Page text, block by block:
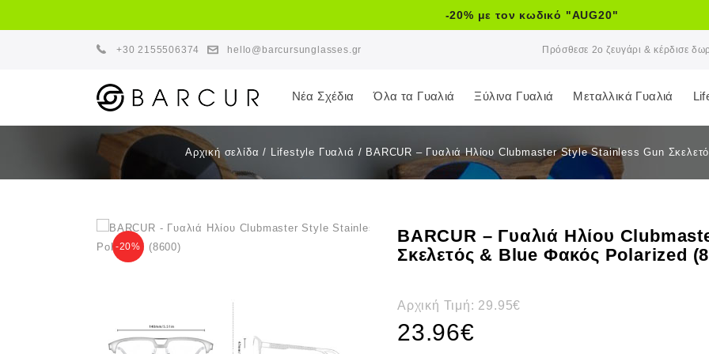
-20% με τον κωδικό "AUG20"
+30 2155506374 hello@barcursunglasses.gr Πρόσθεσε 2ο ζευγάρι & κέρδισε
Νέα Σχέδια Όλα τα Γυαλιά Ξύλινα Γυαλιά Μεταλλικά Γυαλιά
Αρχική σελίδα / Lifestyle Γυαλιά / BARCUR – Γυαλιά Ηλίου Clubmaster Style Stainless Gun
-20%
BARCUR – Γυαλιά Ηλίου
Σκελετός & Blue Φακός Polarized
Αρχική Τιμή: 29.95€
23.96€